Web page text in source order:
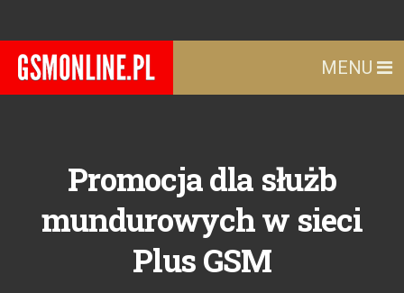
MENU
Promocja dla służb
mundurowych w sieci
Plus GSM